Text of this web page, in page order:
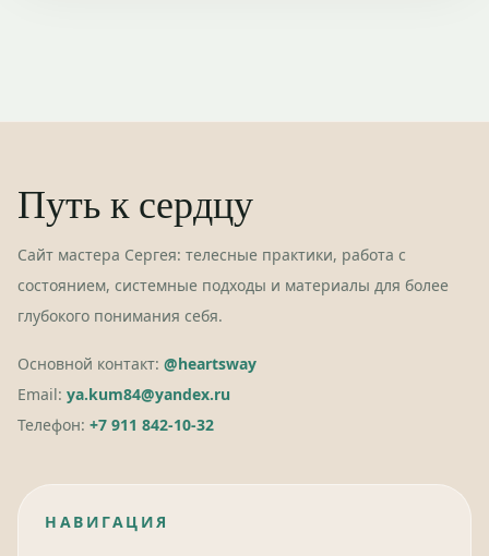
Путь к сердцу
Сайт мастера Сергея: телесные практики, работа с
состоянием, системные подходы и материалы для более
глубокого понимания себя.
Основной контакт: @heartsway
Email: ya.kum84@yandex.ru
Телефон: +7 911 842-10-32
НАВИГАЦИЯ